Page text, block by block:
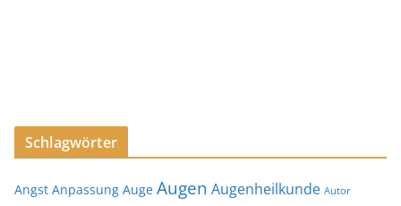
Schlagwörter
Angst Anpassung Auge Augen Augenheilkunde Autor